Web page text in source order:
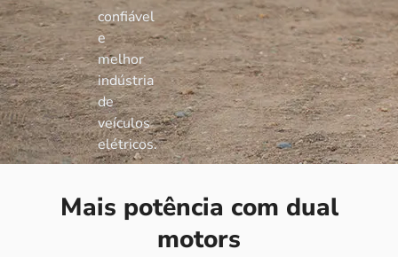
confiável
e
melhor
indústria
de
veículos
elétricos.
Mais potência com dual
motors